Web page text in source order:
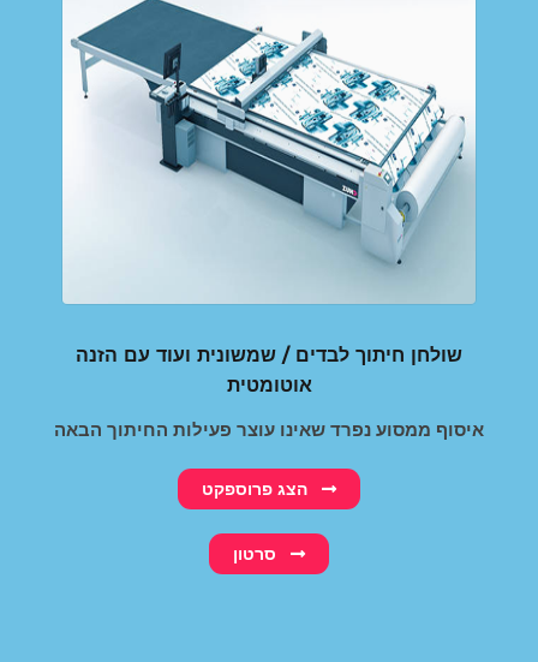
שולחן חיתוך לבדים / שמשונית ועוד עם הזנה
אוטומטית
איסוף ממסוע נפרד שאינו עוצר פעילות החיתוך הבאה
הצג פרוספקט
סרטון